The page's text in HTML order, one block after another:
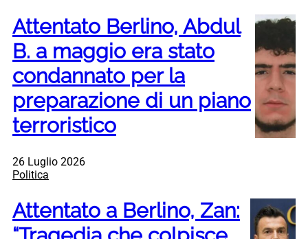
Attentato Berlino, Abdul
B. a maggio era stato
condannato per la
preparazione di un piano
terroristico
26 Luglio 2026
Politica
Attentato a Berlino, Zan: